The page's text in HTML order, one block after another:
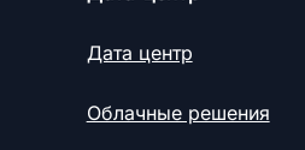
Дата центр
Облачные решения